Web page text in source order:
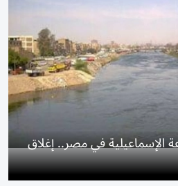
الإسماعيلية في مصر.. إغلاق